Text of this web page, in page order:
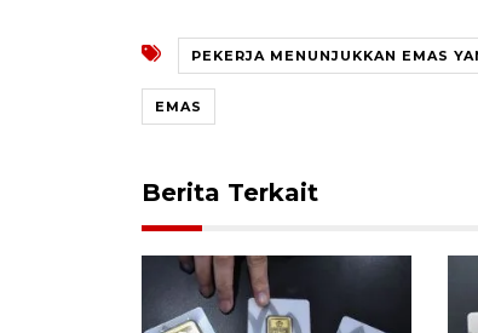
PEKERJA MENUNJUKKAN EMAS
EMAS
Berita Terkait